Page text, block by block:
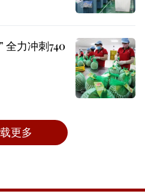
全力冲刺740
更多